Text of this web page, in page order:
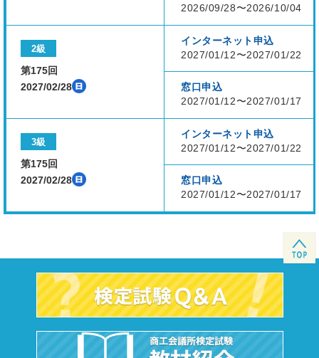
2026/09/28〜2026/10/04
2級
第175回
2027/02/28
インターネット申込
2027/01/12〜2027/01/22
窓口申込
2027/01/12〜2027/01/17
3級
第175回
2027/02/28
インターネット申込
2027/01/12〜2027/01/22
窓口申込
2027/01/12〜2027/01/17